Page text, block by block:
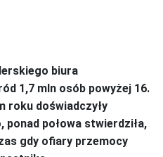
biura
1,7 mln osób powyżej 16.
roku doświadczyły
połowa stwierdziła,
gdy ofiary przemocy